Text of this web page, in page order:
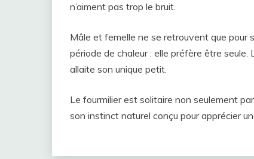
n’aiment pas trop le bruit.
Mâle et femelle ne se retrouvent que pour
période de chaleur : elle préfère être seule.
allaite son unique petit.
Le fourmilier est solitaire non seulement
son instinct naturel conçu pour apprécier